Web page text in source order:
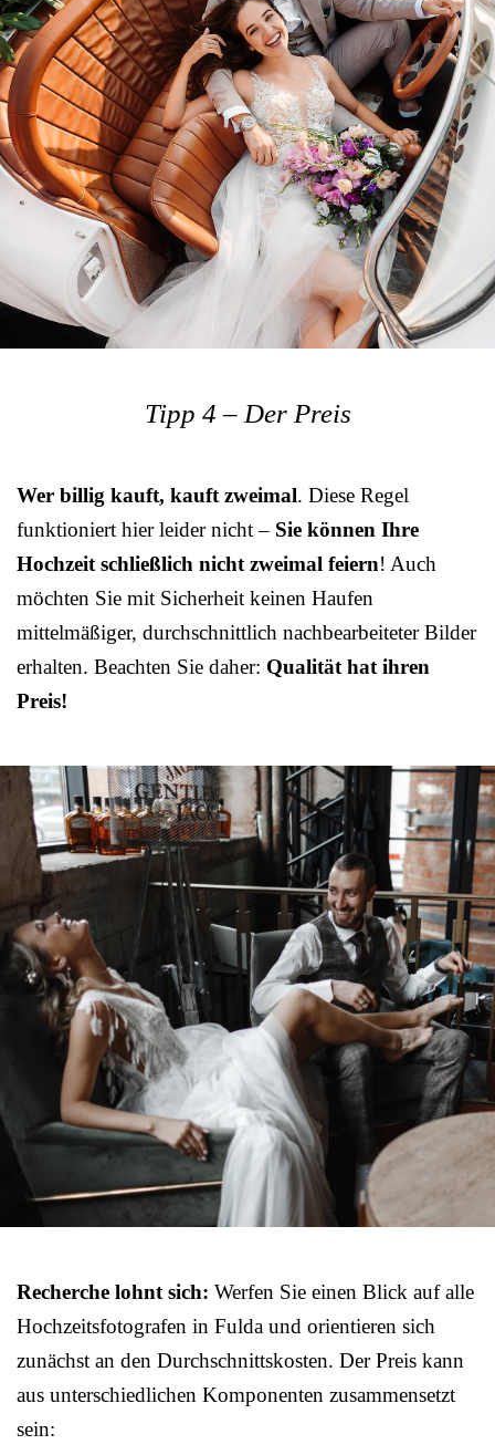
Tipp 4 – Der Preis
Wer billig kauft, kauft zweimal. Diese Regel
funktioniert hier leider nicht – Sie können Ihre
Hochzeit schließlich nicht zweimal feiern! Auch
möchten Sie mit Sicherheit keinen Haufen
mittelmäßiger, durchschnittlich nachbearbeiteter Bilder
erhalten. Beachten Sie daher: Qualität hat ihren
Preis!
Recherche lohnt sich: Werfen Sie einen Blick auf alle
Hochzeitsfotografen in Fulda und orientieren sich
zunächst an den Durchschnittskosten. Der Preis kann
aus unterschiedlichen Komponenten zusammensetzt
sein: